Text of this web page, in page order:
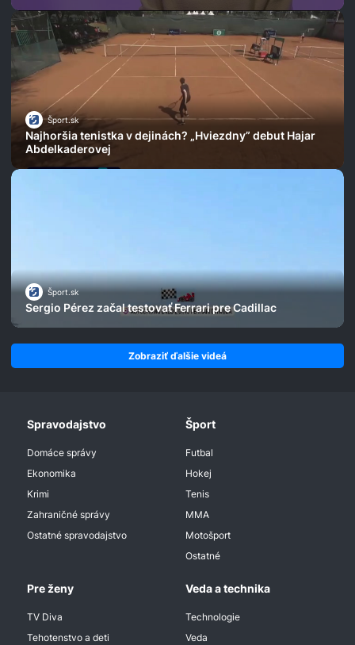
Šport.sk
Najhoršia tenistka v dejinách? „Hviezdny” debut Hajar
Abdelkaderovej
Šport.sk
Sergio Pérez začal testovať Ferrari pre Cadillac
Zobraziť ďalšie videá
Spravodajstvo
Domáce správy
Ekonomika
Krimi
Zahraničné správy
Ostatné spravodajstvo
Šport
Futbal
Hokej
Tenis
MMA
Motošport
Ostatné
Pre ženy
TV Diva
Tehotenstvo a deti
Veda a technika
Technologie
Veda